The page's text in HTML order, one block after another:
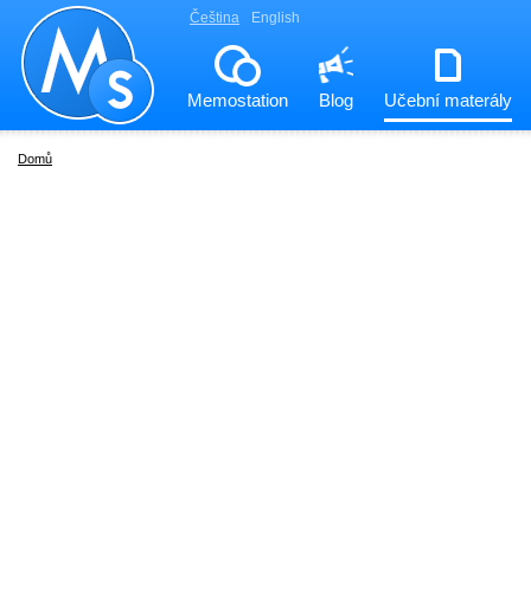
Čeština English
Memostation Blog Učební materály
Domů